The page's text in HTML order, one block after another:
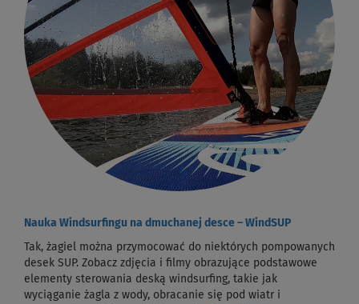
Nauka Windsurfingu na dmuchanej desce – WindSUP
Tak, żagiel można przymocować do niektórych pompowanych
desek SUP. Zobacz zdjęcia i filmy obrazujące podstawowe
elementy sterowania deską windsurfing, takie jak
wyciąganie żagla z wody, obracanie się pod wiatr i